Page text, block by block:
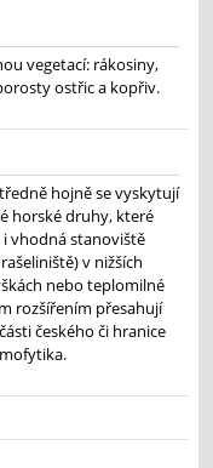
vegetací: rákosiny,
ostřic a kopřiv.
hojně se vyskytují
horské druhy, které
vhodná stanoviště
v nižších
nebo teplomilné
rozšířením přesahují
českého či hranice